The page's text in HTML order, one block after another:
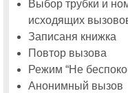
На Cisco Connect –
тенденциях и
На московской
данных будет
Расширение
2960-Plus, 2960-X и
Выбор трубки и
исходящих
Записаня книжка
Повтор вызова
Режим “Не
Анонимный вызов